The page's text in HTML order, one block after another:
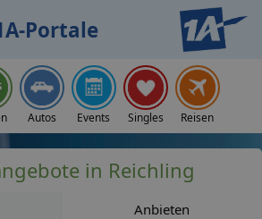
Portale
Autos Events Singles Reisen
in Reichling
Anbieten